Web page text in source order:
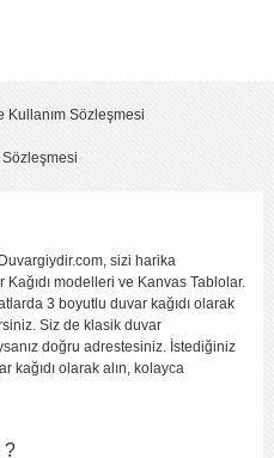
Kullanım Sözleşmesi
Sözleşmesi
sizi harika
Kağıdı modelleri ve Kanvas Tablolar.
3 boyutlu duvar kağıdı olarak
Siz de klasik duvar
doğru adrestesiniz. İstediğiniz
kağıdı olarak alın, kolayca
?